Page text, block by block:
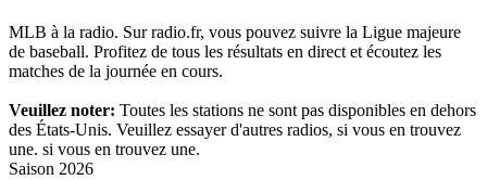
MLB à la radio. Sur radio.fr, vous pouvez suivre la Ligue majeure
de baseball. Profitez de tous les résultats en direct et écoutez les
matches de la journée en cours.
Veuillez noter: Toutes les stations ne sont pas disponibles en dehors
des États-Unis. Veuillez essayer d'autres radios, si vous en trouvez
une. si vous en trouvez une.
Saison 2026